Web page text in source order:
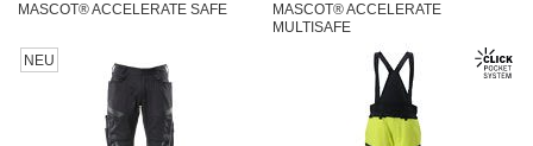
MASCOT® ACCELERATE SAFE
NEU
MASCOT® ACCELERATE
MULTISAFE